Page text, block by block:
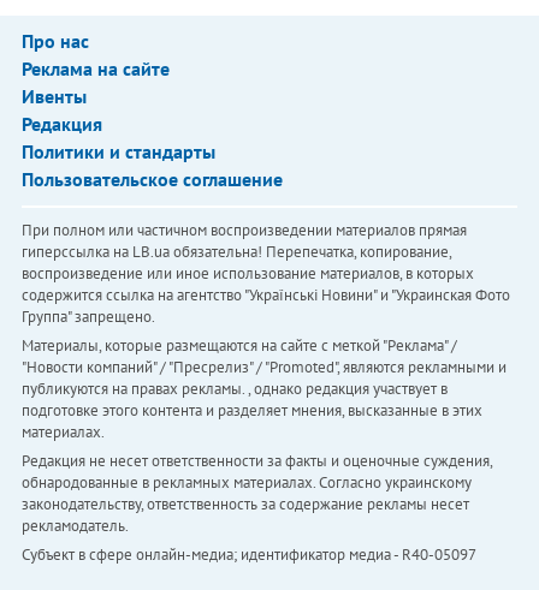
Про нас
Реклама на сайте
Ивенты
Редакция
Политики и стандарты
Пользовательское соглашение
При полном или частичном воспроизведении материалов прямая
гиперссылка на LB.ua обязательна! Перепечатка, копирование,
воспроизведение или иное использование материалов, в которых
содержится ссылка на агентство "Українськi Новини" и "Украинская Фото
Группа" запрещено.
Материалы, которые размещаются на сайте с меткой "Реклама" /
"Новости компаний" / "Пресрелиз" / "Promoted", являются рекламными и
публикуются на правах рекламы. , однако редакция участвует в
подготовке этого контента и разделяет мнения, высказанные в этих
материалах.
Редакция не несет ответственности за факты и оценочные суждения,
обнародованные в рекламных материалах. Согласно украинскому
законодательству, ответственность за содержание рекламы несет
рекламодатель.
Субъект в сфере онлайн-медиа; идентификатор медиа - R40-05097